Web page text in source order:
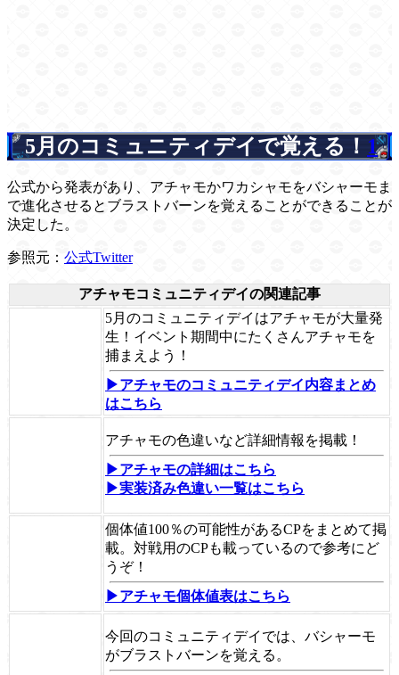
5月のコミュニティデイで覚える！ 1
公式から発表があり、アチャモかワカシャモをバシャーモま
で進化させるとブラストバーンを覚えることができることが
決定した。
参照元： 公式Twitter
アチャモコミュニティデイの関連記事
5月のコミュニティデイはアチャモが大量発
生！イベント期間中にたくさんアチャモを
捕まえよう！
▶アチャモのコミュニティデイ内容まとめ
はこちら
アチャモの色違いなど詳細情報を掲載！
▶アチャモの詳細はこちら
▶実装済み色違い一覧はこちら
個体値100％の可能性があるCPをまとめて掲
載。対戦用のCPも載っているので参考にど
うぞ！
▶アチャモ個体値表はこちら
今回のコミュニティデイでは、バシャーモ
がブラストバーンを覚える。